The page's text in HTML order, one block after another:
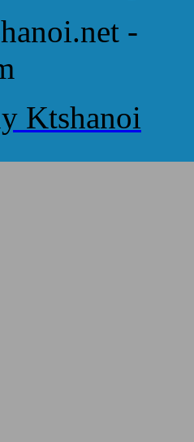
-
Ktshanoi